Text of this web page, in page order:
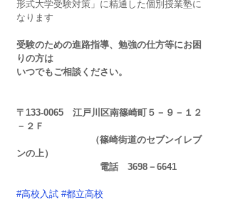
形式大学受験対策」に精通した個別授業塾に
なります
受験のための進路指導、勉強の仕方等にお困
りの方は
いつでもご相談ください。
〒133-0065　江戸川区南篠崎町５－９－１２
－２Ｆ
（篠崎街道のセブンイレブ
ンの上）
電話　3698－6641
#高校入試 #都立高校